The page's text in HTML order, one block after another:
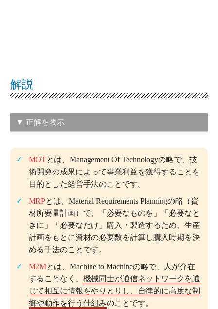
解説
▼ 正解を表示
この問題の正解率：46.6％（普通）
MOTとは、Management Of Technologyの略で、技
術開発の成果によって事業利益を獲得することを
目的とした経営手法のことです。
MRPとは、Material Requirements Planningの略（資
材所要量計画）で、「必要なものを」「必要なと
きに」「必要なだけ」購入・製造するため、生産
計画をもとに資材の必要数を計算し購入時期を決
める手法のことです。
M2Mとは、Machine to Machineの略で、人が介在
することなく、機械同士が通信ネットワークを通
じて相互に情報をやりとりし、自律的に高度な制
御や動作を行う仕組みのことです。